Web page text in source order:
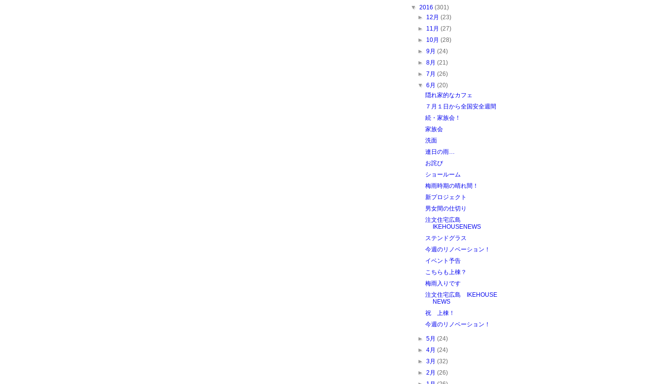
▼ 2016 (301)
► 12月 (23)
► 11月 (27)
► 10月 (28)
►9月 (24)
►8月 (21)
►7月 (26)
▼ 6月 (20)
隠れ家的なカフェ
７月１日から全国安全週間
続・家族会！
家族会
洗面
連日の雨…
お詫び
ショールーム
梅雨時期の晴れ間！
新プロジェクト
男女間の仕切り
注文住宅広島
IKEHOUSENEWS
ステンドグラス
今週のリノベーション！
イベント予告
こちらも上棟？
梅雨入りです
注文住宅広島 IKEHOUSE
NEWS
祝 上棟！
今週のリノベーション！
►5月 (24)
►4月 (24)
►3月 (32)
►2月 (26)